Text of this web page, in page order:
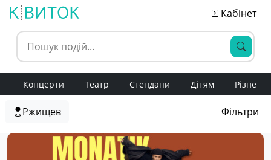
Кабінет
Концерти Театр Стендапи Дітям Різне
Ржищев Фільтри